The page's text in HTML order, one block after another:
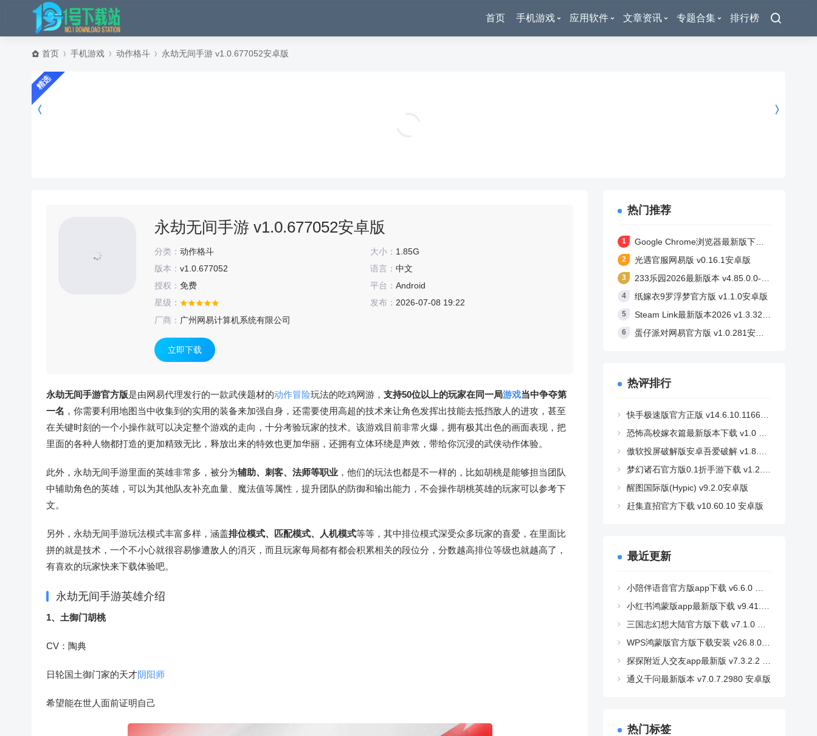
首页 手机游戏 应用软件 文章资讯 专题合集 排行榜
首页 手机游戏 动作格斗 永劫无间手游 v1.0.677052安卓版
精选
永劫无间手游 v1.0.677052安卓版
分类： 动作格斗 大小： 1.85G
版本： v1.0.677052 语言： 中文
授权： 免费 平台： Android
星级：
发布： 2026-07-08 19:22
厂商： 广州网易计算机系统有限公司
立即下载
永劫无间手游官方版是由网易代理发行的一款武侠题材的动作冒险玩法的吃鸡网游， 支持50位以上的玩家在同一局游戏当中争夺第
一名 ，你需要利用地图当中收集到的实用的装备来加强自身，还需要使用高超的技术来让角色发挥出技能去抵挡敌人的进攻，甚至
在关键时刻的一个小操作就可以决定整个游戏的走向，十分考验玩家的技术。该游戏目前非常火爆，拥有极其出色的画面表现，把
里面的各种人物都打造的更加精致无比，释放出来的特效也更加华丽，还拥有立体环绕是声效，带给你沉浸的武侠动作体验。
此外，永劫无间手游里面的英雄非常多，被分为辅助、刺客、法师等职业 ，他们的玩法也都是不一样的，比如胡桃是能够担当团队
中辅助角色的英雄，可以为其他队友补充血量、魔法值等属性，提升团队的防御和输出能力，不会操作胡桃英雄的玩家可以参考下
文。
另外，永劫无间手游玩法模式丰富多样，涵盖排位模式、匹配模式、人机模式等等，其中排位模式深受众多玩家的喜爱，在里面比
拼的就是技术，一个不小心就很容易惨遭敌人的消灭，而且玩家每局都有都会积累相关的段位分，分数越高排位等级也就越高了，
有喜欢的玩家快来下载体验吧。
永劫无间手游英雄介绍
1、土御门胡桃
CV：陶典
日轮国土御门家的天才阴阳师
希望能在世人面前证明自己
热门推荐
Google Chrome浏览器最新版下载 v138.0.7204.180 安卓版
光遇官服网易版 v0.16.1安卓版
233乐园2026最新版本 v4.85.0.0-4858767安卓版
纸嫁衣9罗浮梦官方版 v1.1.0安卓版
Steam Link最新版本2026 v1.3.32安卓版
蛋仔派对网易官方版 v1.0.281安卓版
热评排行
快手极速版官方正版 v14.6.10.11662安卓版
恐怖高校嫁衣篇最新版本下载 v1.0 安卓版
傲软投屏破解版安卓吾爱破解 v1.8.36 安卓版
梦幻诸石官方版0.1折手游下载 v1.2.2 安卓版
醒图国际版(Hypic) v9.2.0安卓版
赶集直招官方下载 v10.60.10 安卓版
最近更新
小陪伴语音官方版app下载 v6.6.0 安卓版
小红书鸿蒙版app最新版下载 v9.41.2 安卓版
三国志幻想大陆官方版下载 v7.1.0 安卓版
WPS鸿蒙版官方版下载安装 v26.8.0 安卓版
探探附近人交友app最新版 v7.3.2.2 安卓版
通义千问最新版本 v7.0.7.2980 安卓版
热门标签